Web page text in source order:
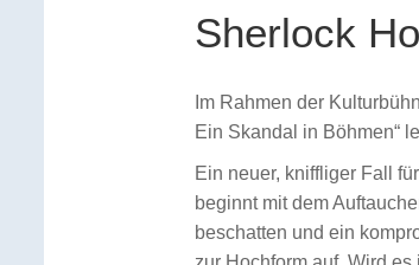
Sherlock
Im Rahmen der
Ein Skandal in Böhmen“
Ein neuer, kniffliger Fall
beginnt mit dem
beschatten und ein